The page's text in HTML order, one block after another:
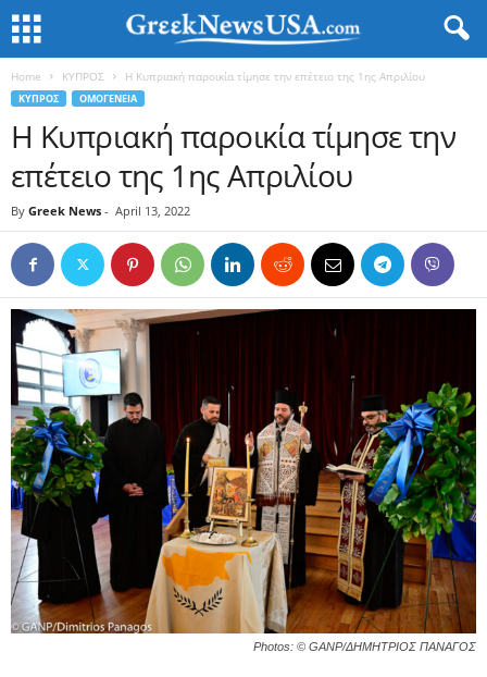
Home ΚΥΠΡΟΣ Η Κυπριακή παροικία τίμησε την επέτειο της 1ης Απριλίου
ΚΥΠΡΟΣ ΟΜΟΓΕΝΕΙΑ
Η Κυπριακή παροικία τίμησε την
επέτειο της 1ης Απριλίου
By Greek News - April 13, 2022
Photos: © GANP/ΔΗΜΗΤΡΙΟΣ ΠΑΝΑΓΟΣ